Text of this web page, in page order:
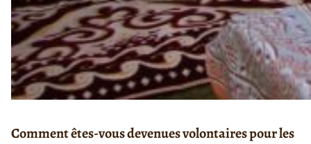
Comment êtes-vous devenues volontaires pour les